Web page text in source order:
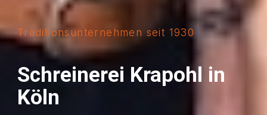
Traditionsunternehmen seit 1930
Schreinerei Krapohl in
Köln